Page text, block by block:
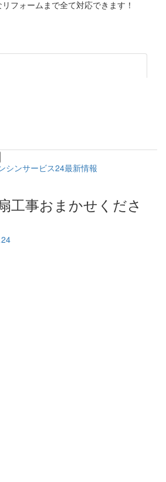
フォームまで全て対応できます！
シンサービス24最新情報
工事おまかせくださ